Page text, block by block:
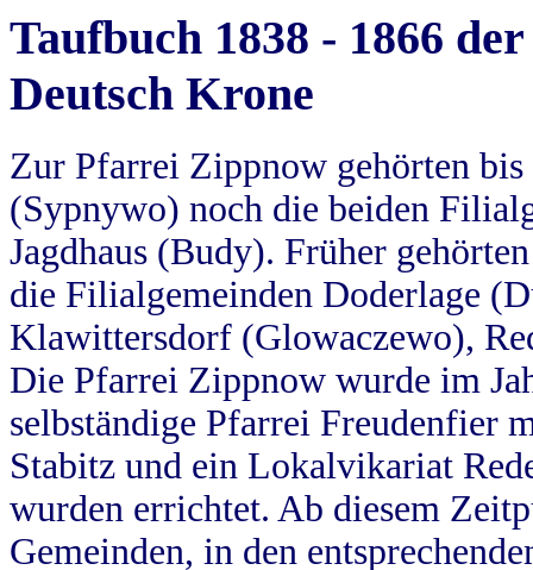
Taufbuch 1838 - 1866
Deutsch Krone
Zur Pfarrei Zippnow gehörten
(Sypnywo) noch die beiden
Jagdhaus (Budy). Früher
die Filialgemeinden Doderlage
Klawittersdorf (Glowaczewo),
Die Pfarrei Zippnow wurde im
selbständige Pfarrei Freudenfier
Stabitz und ein Lokalvikariat
wurden errichtet. Ab diesem
Gemeinden, in den